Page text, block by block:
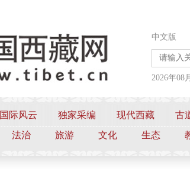
中文版
2026年08
国际风云 独家采编 现代西藏 古
法治 旅游 文化 生态